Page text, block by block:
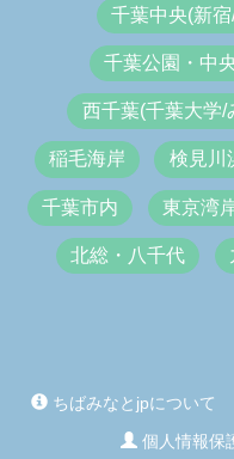
千葉中央(新
千葉公園・中
西千葉(千葉大学/
稲毛海岸 検見川
千葉市内 東京湾
北総・八千代
ちばみなとjpについて
個人情報保